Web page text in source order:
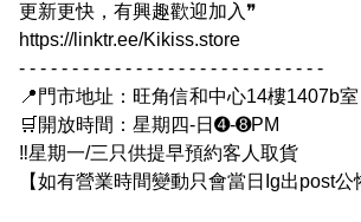
更新更快，有興趣歡迎加入❞
https://linktr.ee/Kikiss.store
- - - - - - - - - - - - - - - - - - - - - - - - - - - - -
📍門市地址：旺角信和中心14樓1407b室
🛒開放時間：星期四-日➍-➑PM
‼️星期一/三只供提早預約客人取貨
【如有營業時間變動只會當日Ig出post公